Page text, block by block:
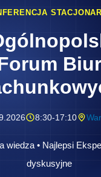
Biur
8:30-17:10
wiedza • Najlepsi
dyskusyjne